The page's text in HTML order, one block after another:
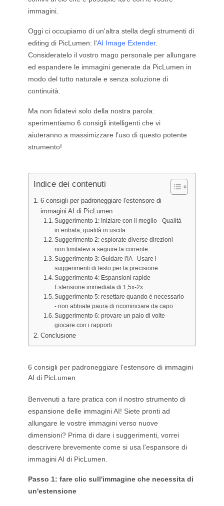
Generatore di tatuaggi con IA
Generatore di Pose con IA
immagini.
Oggi ci occupiamo di un'altra stella degli strumenti di
editing di PicLumen: l'AI Image Extender.
Consideratelo il vostro mago personale per allungare
ed espandere le immagini generate da PicLumen in
modo del tutto naturale e senza soluzione di
continuità.
Ma non fidatevi solo della nostra parola:
sperimentiamo 6 consigli intelligenti che vi
aiuteranno a massimizzare l'uso di questo potente
strumento!
Indice dei contenuti
6 consigli per padroneggiare l'estensore di
immagini AI di PicLumen
Suggerimento 1: Iniziare con il meglio - Qualità
in entrata, qualità in uscita
Suggerimento 2: esplorate diverse direzioni -
non limitatevi a seguire la corrente
Suggerimento 3: Guidare l'IA - Usare i
suggerimenti di testo per la precisione
Suggerimento 4: Espansioni rapide -
Estensione immediata di 1,5x-2x
Suggerimento 5: resettare quando è necessario
- non abbiate paura di ricominciare da capo
Suggerimento 6: provare un paio di volte -
giocare con i rapporti
Conclusione
6 consigli per padroneggiare l'estensore di immagini
AI di PicLumen
Benvenuti a fare pratica con il nostro strumento di
espansione delle immagini AI! Siete pronti ad
allungare le vostre immagini verso nuove
dimensioni? Prima di dare i suggerimenti, vorrei
descrivere brevemente come si usa l'espansore di
immagini AI di PicLumen.
Passo 1: fare clic sull'immagine che necessita di
un'estensione